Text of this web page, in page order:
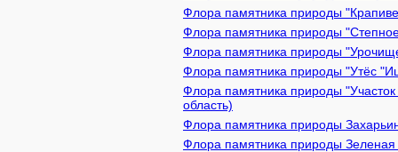
Флора памятника природы
Флора памятника природы
Флора памятника природы
Флора памятника природы "Утёс
Флора памятника природы
область)
Флора памятника природы
Флора памятника природы Зеленая